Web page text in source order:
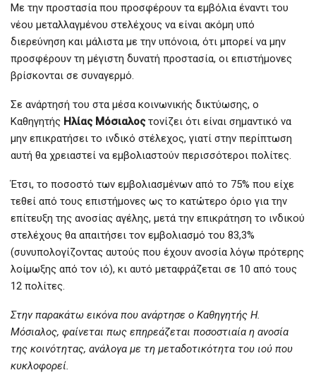
Με την προστασία που προσφέρουν τα εμβόλια έναντι του
νέου μεταλλαγμένου στελέχους να είναι ακόμη υπό
διερεύνηση και μάλιστα με την υπόνοια, ότι μπορεί να μην
προσφέρουν τη μέγιστη δυνατή προστασία, οι επιστήμονες
βρίσκονται σε συναγερμό.
Σε ανάρτησή του στα μέσα κοινωνικής δικτύωσης, ο
Καθηγητής Ηλίας Μόσιαλος τονίζει ότι είναι σημαντικό να
μην επικρατήσει το ινδικό στέλεχος, γιατί στην περίπτωση
αυτή θα χρειαστεί να εμβολιαστούν περισσότεροι πολίτες.
Έτσι, το ποσοστό των εμβολιασμένων από το 75% που είχε
τεθεί από τους επιστήμονες ως το κατώτερο όριο για την
επίτευξη της ανοσίας αγέλης, μετά την επικράτηση το ινδικού
στελέχους θα απαιτήσει τον εμβολιασμό του 83,3%
(συνυπολογίζοντας αυτούς που έχουν ανοσία λόγω πρότερης
λοίμωξης από τον ιό), κι αυτό μεταφράζεται σε 10 από τους
12 πολίτες.
Στην παρακάτω εικόνα που ανάρτησε ο Καθηγητής Η.
Μόσιαλος, φαίνεται πως επηρεάζεται ποσοστιαία η ανοσία
της κοινότητας, ανάλογα με τη μεταδοτικότητα του ιού που
κυκλοφορεί.